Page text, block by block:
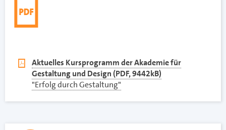
pdf
Aktuelles Kursprogramm der Akademie für
Gestaltung und Design (PDF, 9442kB)
"Erfolg durch Gestaltung"